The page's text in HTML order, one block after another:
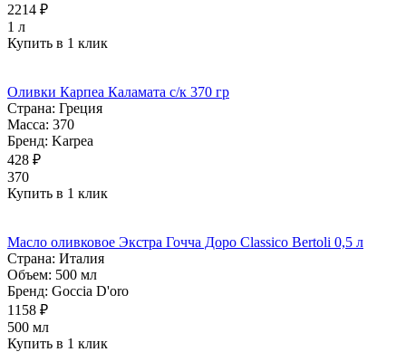
2214 ₽
1 л
Купить в 1 клик
Оливки Карпеа Каламата с/к 370 гр
Страна: Греция
Масса: 370
Бренд: Karpea
428 ₽
370
Купить в 1 клик
Масло оливковое Экстра Гочча Доро Classico Bertoli 0,5 л
Страна: Италия
Объем: 500 мл
Бренд: Goccia D'oro
1158 ₽
500 мл
Купить в 1 клик